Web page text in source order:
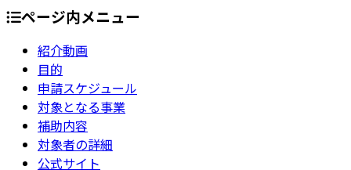
ページ内メニュー
紹介動画
目的
申請スケジュール
対象となる事業
補助内容
対象者の詳細
公式サイト